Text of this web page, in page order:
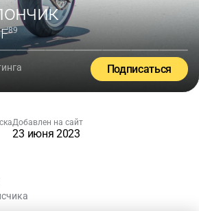
'89
Подписаться
Добавлен на сайт
23 июня 2023